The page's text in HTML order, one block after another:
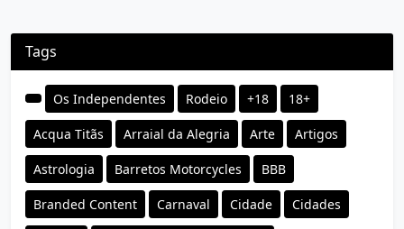
Tags
Os Independentes Rodeio +18 18+
Acqua Titãs Arraial da Alegria Arte Artigos
Astrologia Barretos Motorcycles BBB
Branded Content Carnaval Cidade Cidades